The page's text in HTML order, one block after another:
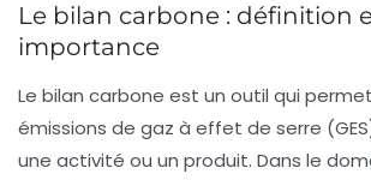
Le bilan carbone : définition
importance
Le bilan carbone est un outil qui
émissions de gaz à effet de serre
une activité ou un produit. Dans le